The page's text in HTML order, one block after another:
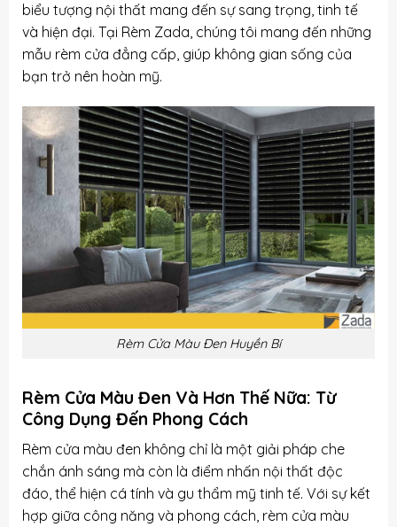
biểu tượng nội thất mang đến sự sang trọng, tinh tế
và hiện đại. Tại Rèm Zada, chúng tôi mang đến những
mẫu rèm cửa đẳng cấp, giúp không gian sống của
bạn trở nên hoàn mỹ.
Rèm Cửa Màu Đen Huyền Bí
Rèm Cửa Màu Đen Và Hơn Thế Nữa: Từ
Công Dụng Đến Phong Cách
Rèm cửa màu đen không chỉ là một giải pháp che
chắn ánh sáng mà còn là điểm nhấn nội thất độc
đáo, thể hiện cá tính và gu thẩm mỹ tinh tế. Với sự kết
hợp giữa công năng và phong cách, rèm cửa màu